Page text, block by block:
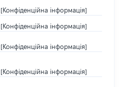
[Конфіденційна інформація]
[Конфіденційна інформація]
[Конфіденційна інформація]
[Конфіденційна інформація]